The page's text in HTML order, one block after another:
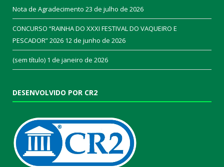
Nota de Agradecimento 23 de julho de 2026
CONCURSO “RAINHA DO XXXI FESTIVAL DO VAQUEIRO E
PESCADOR” 2026 12 de junho de 2026
(sem título) 1 de janeiro de 2026
DESENVOLVIDO POR CR2